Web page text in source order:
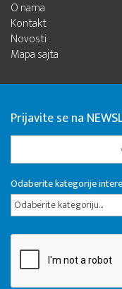
O nama
Kontakt
Novosti
Mapa sajta
Prijavite se na
Odaberite kategorije
Odaberite kategoriju...